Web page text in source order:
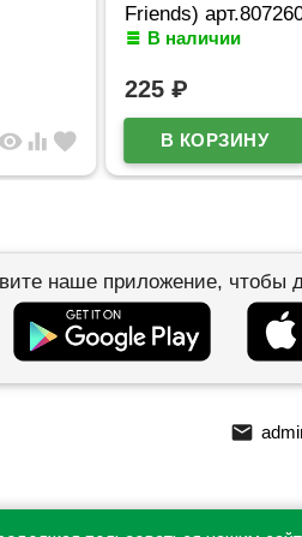
equalizer favorite
Friends)
В наличии
225 ₽
наше приложение, чтобы
email